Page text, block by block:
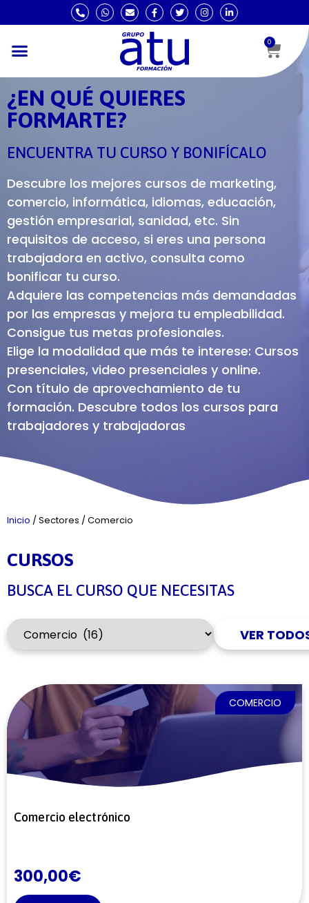
0
¿EN QUÉ QUIERES
FORMARTE?
ENCUENTRA TU CURSO Y BONIFÍCALO
Descubre los mejores cursos de marketing,
comercio, informática, idiomas, educación,
gestión empresarial, sanidad, etc. Sin
requisitos de acceso, si eres una persona
trabajadora en activo, consulta como
bonificar tu curso.
Adquiere las competencias más demandadas
por las empresas y mejora tu empleabilidad.
Consigue tus metas profesionales.
Elige la modalidad que más te interese: Cursos
presenciales, video presenciales y online.
Con título de aprovechamiento de tu
formación. Descubre todos los cursos para
trabajadores y trabajadoras
Inicio /Sectores /Comercio
CURSOS
BUSCA EL CURSO QUE NECESITAS
VER
COMERCIO
Comercio electrónico
300,00€